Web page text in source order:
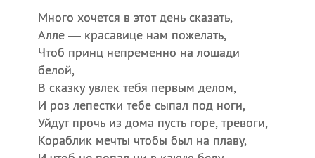
Много хочется в этот день сказать,
Алле — красавице нам пожелать,
Чтоб принц непременно на лошади
белой,
В сказку увлек тебя первым делом,
И роз лепестки тебе сыпал под ноги,
Уйдут прочь из дома пусть горе, тревоги,
Кораблик мечты чтобы был на плаву,